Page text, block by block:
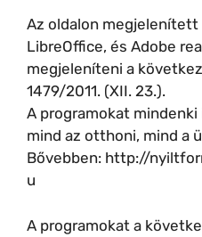
Az oldalon
LibreOffice, és Adobe
megjeleníteni a
1479/2011. (XII. 23.).
A programokat
mind az otthoni, mind a
Bővebben: http://
u
A programokat a